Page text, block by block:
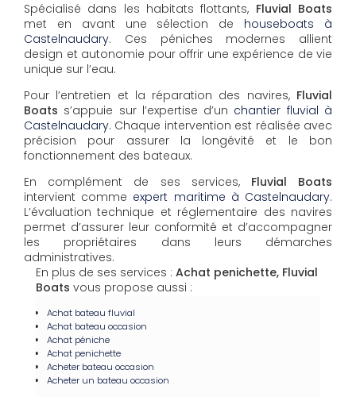
Spécialisé dans les habitats flottants, Fluvial Boats
met en avant une sélection de houseboats à
Castelnaudary. Ces péniches modernes allient
design et autonomie pour offrir une expérience de vie
unique sur l’eau.
Pour l’entretien et la réparation des navires, Fluvial
Boats s’appuie sur l’expertise d’un chantier fluvial à
Castelnaudary. Chaque intervention est réalisée avec
précision pour assurer la longévité et le bon
fonctionnement des bateaux.
En complément de ses services, Fluvial Boats
intervient comme expert maritime à Castelnaudary.
L’évaluation technique et réglementaire des navires
permet d’assurer leur conformité et d’accompagner
les propriétaires dans leurs démarches
administratives.
En plus de ses services : Achat penichette, Fluvial
Boats vous propose aussi :
Achat bateau fluvial
Achat bateau occasion
Achat péniche
Achat penichette
Acheter bateau occasion
Acheter un bateau occasion